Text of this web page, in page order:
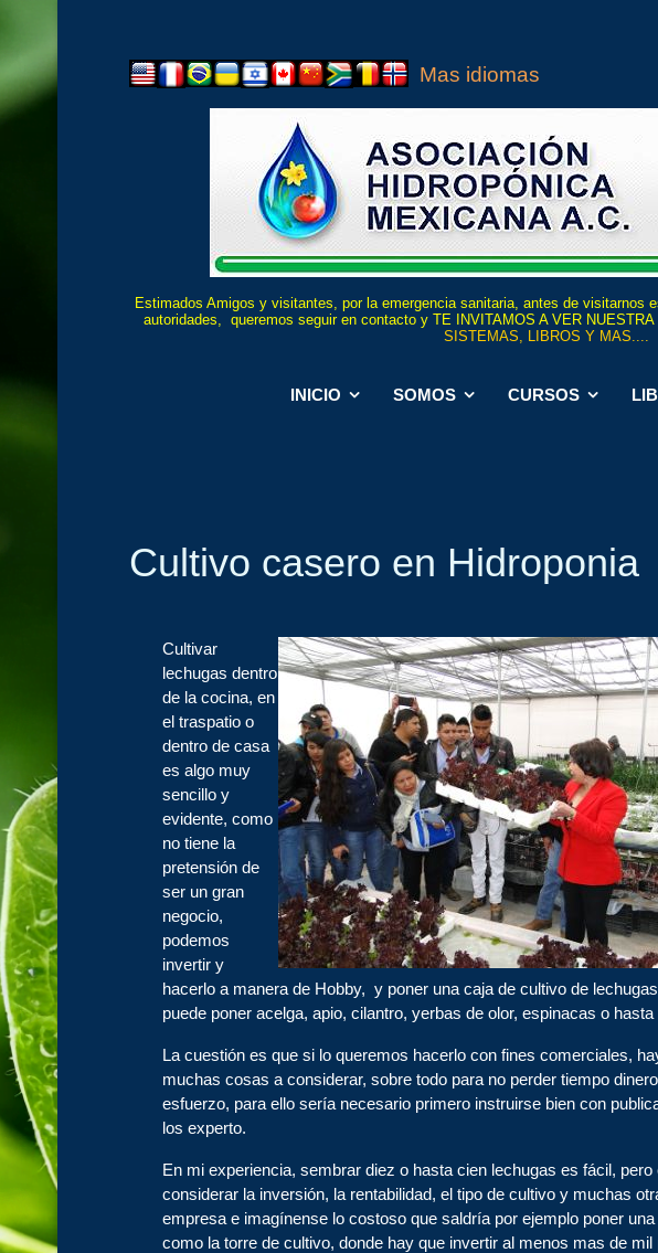
Mas idiomas
Estimados Amigos y visitantes, por la emergencia sanitaria, antes de
autoridades, queremos seguir en contacto y TE INVITAMOS A VER
SISTEMAS, LIBROS Y MAS....
INICIO SOMOS CURSOS
Cultivo casero en Hidroponia
Cultivar
lechugas dentro
de la cocina, en
el traspatio o
dentro de casa
es algo muy
sencillo y
evidente, como
no tiene la
pretensión de
ser un gran
negocio,
podemos
invertir y
hacerlo a manera de Hobby, y poner una caja de cultivo de
puede poner acelga, apio, cilantro, yerbas de olor, espinacas o hasta
La cuestión es que si lo queremos hacerlo con fines comerciales,
muchas cosas a considerar, sobre todo para no perder tiempo
esfuerzo, para ello sería necesario primero instruirse bien con
los experto.
En mi experiencia, sembrar diez o hasta cien lechugas es fácil,
considerar la inversión, la rentabilidad, el tipo de cultivo y muchas
empresa e imagínense lo costoso que saldría por ejemplo poner
como la torre de cultivo, donde hay que invertir al menos mas de